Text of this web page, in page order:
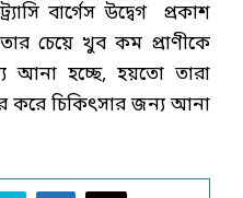
বার্গেস উদ্বেগ প্রকাশ
চেয়ে খুব কম প্রাণীকে
আনা হচ্ছে, হয়তো তারা
করে চিকিৎসার জন্য আনা